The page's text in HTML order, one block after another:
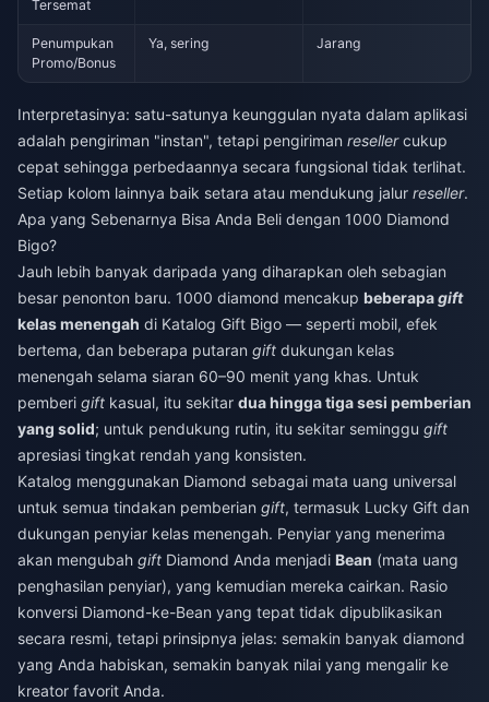
Tersemat
Penumpukan
Promo/Bonus
Ya, sering Jarang
Interpretasinya: satu-satunya keunggulan nyata dalam aplikasi
adalah pengiriman "instan", tetapi pengiriman resellercukup
cepat sehingga perbedaannya secara fungsional tidak terlihat.
Setiap kolom lainnya baik setara atau mendukung jalur reseller.
Apa yang Sebenarnya Bisa Anda Beli dengan 1000 Diamond
Bigo?
Jauh lebih banyak daripada yang diharapkan oleh sebagian
besar penonton baru. 1000 diamond mencakup beberapagift
kelas menengah di Katalog Gift Bigo — seperti mobil, efek
bertema, dan beberapa putaran gift dukungan kelas
menengah selama siaran 60–90 menit yang khas. Untuk
pemberi gift kasual, itu sekitar dua hingga tiga sesi pemberian
yang solid; untuk pendukung rutin, itu sekitar seminggu gift
apresiasi tingkat rendah yang konsisten.
Katalog menggunakan Diamond sebagai mata uang universal
untuk semua tindakan pemberian gift, termasuk Lucky Gift dan
dukungan penyiar kelas menengah. Penyiar yang menerima
akan mengubah gift Diamond Anda menjadi Bean (mata uang
penghasilan penyiar), yang kemudian mereka cairkan. Rasio
konversi Diamond-ke-Bean yang tepat tidak dipublikasikan
secara resmi, tetapi prinsipnya jelas: semakin banyak diamond
yang Anda habiskan, semakin banyak nilai yang mengalir ke
kreator favorit Anda.